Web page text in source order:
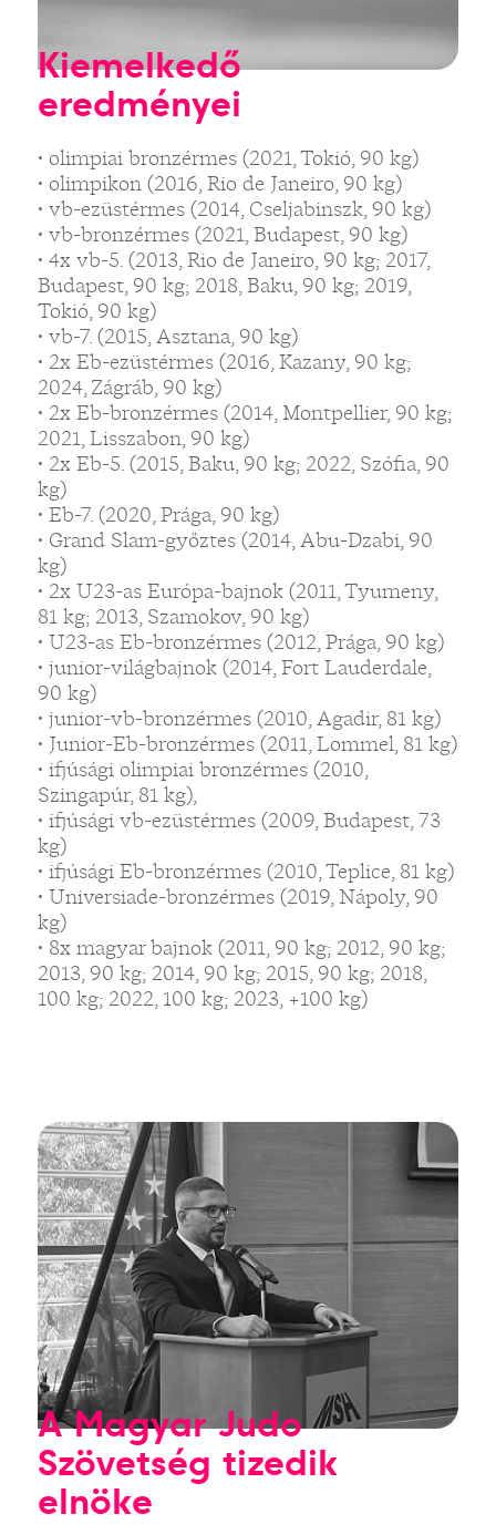
Kiemelkedő
eredményei
• olimpiai bronzérmes (2021, Tokió, 90 kg)
• olimpikon (2016, Rio de Janeiro, 90 kg)
• vb-ezüstérmes (2014, Cseljabinszk, 90 kg)
• vb-bronzérmes (2021, Budapest, 90 kg)
• 4x vb-5. (2013, Rio de Janeiro, 90 kg; 2017,
Budapest, 90 kg; 2018, Baku, 90 kg; 2019,
Tokió, 90 kg)
• vb-7. (2015, Asztana, 90 kg)
• 2x Eb-ezüstérmes (2016, Kazany, 90 kg;
2024, Zágráb, 90 kg)
• 2x Eb-bronzérmes (2014, Montpellier, 90 kg;
2021, Lisszabon, 90 kg)
• 2x Eb-5. (2015, Baku, 90 kg; 2022, Szófia, 90
kg)
• Eb-7. (2020, Prága, 90 kg)
• Grand Slam-győztes (2014, Abu-Dzabi, 90
kg)
• 2x U23-as Európa-bajnok (2011, Tyumeny,
81 kg; 2013, Szamokov, 90 kg)
• U23-as Eb-bronzérmes (2012, Prága, 90 kg)
• junior-világbajnok (2014, Fort Lauderdale,
90 kg)
• junior-vb-bronzérmes (2010, Agadir, 81 kg)
• Junior-Eb-bronzérmes (2011, Lommel, 81 kg)
• ifjúsági olimpiai bronzérmes (2010,
Szingapúr, 81 kg),
• ifjúsági vb-ezüstérmes (2009, Budapest, 73
kg)
• ifjúsági Eb-bronzérmes (2010, Teplice, 81 kg)
• Universiade-bronzérmes (2019, Nápoly, 90
kg)
• 8x magyar bajnok (2011, 90 kg; 2012, 90 kg;
2013, 90 kg; 2014, 90 kg; 2015, 90 kg; 2018,
100 kg; 2022, 100 kg; 2023, +100 kg)
A Magyar Judo
Szövetség tizedik
elnöke